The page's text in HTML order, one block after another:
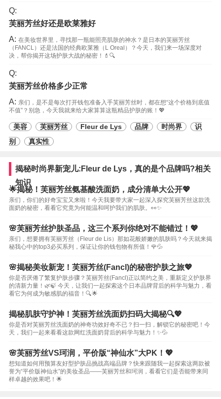
Q:
芙丽芳丝好还是欧莱雅好
A: 在美妆世界里，寻找那一瓶能照亮肌肤的神水？是日本的芙丽芳丝
（FANCL）还是法国的经典欧莱雅（L Oreal）？今天，我们来一场深度对
决，帮你揭开这场护肤大战的秘密！💄🔍
Q:
芙丽芳丝价格多少正常
A: 亲们，是不是每次打开钱包准备入手芙丽芳丝时，都在想“这个价格到底值
不值”？别急，今天我就来给大家算算这瓶精品护肤的账！💖
美容 芙丽芳丝 Fleur de Lys 品牌 时尚界
识
别
真实性
揭秘时尚界新宠儿:Fleur de Lys，真的是个品牌吗?相关
知识
🌟揭秘！芙丽芳丝氨基酸洗面奶，成分清单大公开💖
亲们，你们的好奇宝宝又来啦！今天我要带大家一起深入探究芙丽芳丝这款洗
面奶的秘密，看看它究竟为何能温和呵护我们的肌肤。👀✨
🌸芙丽芳丝护肤圣品，这三个系列你绝对不能错过！💖
亲们，想要拥有芙丽芳丝（Fleur de Lis）那如花般娇嫩的肌肤吗？今天就来揭
秘我心中的top3必买系列，保证让你的钱包物有所值！🌹💦
🌸揭秘美妆新宠！芙丽芳丝(Fancl)的秘密护肤之旅💖
你是否厌倦了繁复护肤步骤？芙丽芳丝(Fancl)正以简约之美，重新定义护肤界
的清新力量！🌿🍃 今天，让我们一起探索这个日本品牌背后的科学与魅力，看
看它为何成为敏感肌的福音！🔍🌟
揭秘肌肤守护神！芙丽芳丝洗面奶扫码大揭秘🔍💖
你是否对芙丽芳丝洗面奶的神奇功效好奇不已？扫一扫，解锁它的秘密吧！今
天，我们一起来看看这款网红洗面奶背后的科学与魅力！✨💦
🌸芙丽芳丝VS珂润，平价版“神仙水”大PK！💖
想知道如何用预算友好型护肤品挑战高端品牌？快来跟随我一起探索这两款被
誉为“平价版神仙水”的美妆圣品——芙丽芳丝和珂润，看看它们是否能带来同
样卓越的效果吧！🌟